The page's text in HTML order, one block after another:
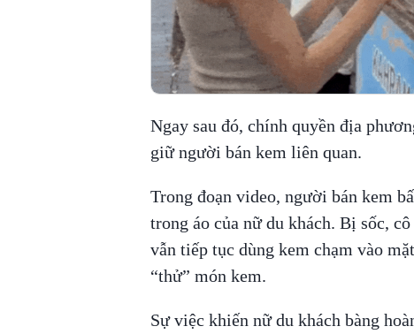
Ngay sau đó, chính quyền địa
giữ người bán kem liên quan.
Trong đoạn video, người bán kem
trong áo của nữ du khách. Bị sốc,
vẫn tiếp tục dùng kem chạm vào
“thử” món kem.
Sự việc khiến nữ du khách bàng